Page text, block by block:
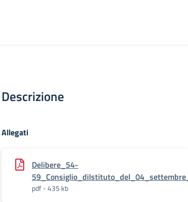
Descrizione
Allegati
Delibere_54-
pdf - 435 kb